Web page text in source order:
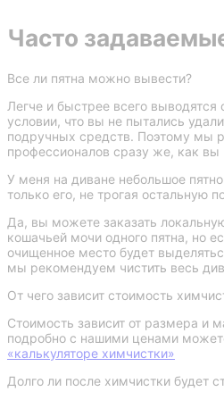
Часто
Все ли пятна можно вывести?
Легче и быстрее всего выводятся
условии, что вы не пытались
подручных средств. Поэтому мы
профессионалов сразу же, как вы
У меня на диване небольшое
только его, не трогая остальную
Да, вы можете заказать
кошачьей мочи одного пятна, но
очищенное место будет
мы рекомендуем чистить весь
От чего зависит стоимость
Стоимость зависит от размера и
подробно с нашими ценами
«калькуляторе химчистки»
Долго ли после химчистки будет